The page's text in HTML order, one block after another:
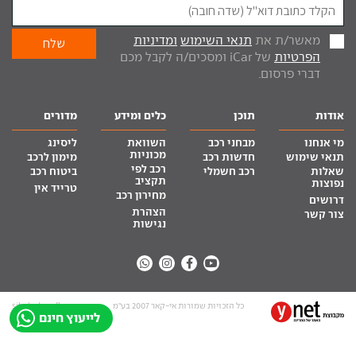
לייעוץ חינם
מאשר/ת את תנאי השימוש ומדיניות
הפרטיות
של iCar ומסכים/ה לקבל מכם
דברי פרסום.
אודות
מי אנחנו
תנאי שימוש
שאלות
נפוצות
דרושים
צור קשר
תוכן
מבחני רכב
חדשות רכב
רכב חשמלי
כלים ומידע
השוואת
מכוניות
רכב לפי
תקציב
מחירון רכב
הצהרת
נגישות
מדורים
ליסינג
מימון לרכב
ביטוח רכב
טרייד אין
כל הזכויות שמורות אי-קאר 2007 בע”מ site by tq.soft